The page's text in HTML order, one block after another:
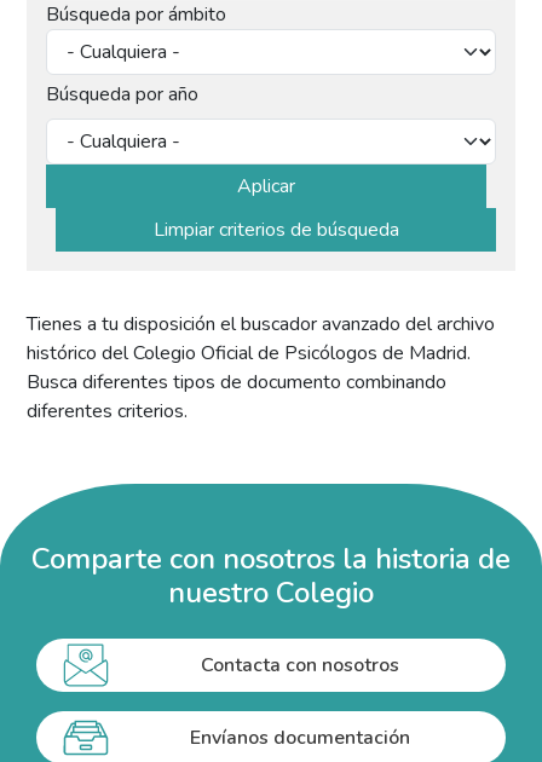
Búsqueda por ámbito
Búsqueda por año
Tienes a tu disposición el buscador avanzado del archivo
histórico del Colegio Oficial de Psicólogos de Madrid.
Busca diferentes tipos de documento combinando
diferentes criterios.
Comparte con nosotros la historia de
nuestro Colegio
Contacta con nosotros
Envíanos documentación